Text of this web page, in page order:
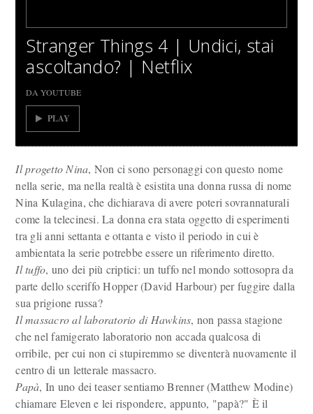
Stranger Things 4 | Undici, stai
ascoltando? | Netflix
DA YOUTUBE
PLAY
Il progetto Nina, Non ci sono personaggi con questo nome
nella serie, ma nella realtà è esistita una donna russa di nome
Nina Kulagina, che dichiarava di avere poteri sovrannaturali
come la telecinesi. La donna era stata oggetto di esperimenti
tra gli anni settanta e ottanta e visto il periodo in cui è
ambientata la serie potrebbe essere un riferimento diretto.
Il tuffo, uno dei più criptici: un tuffo nel mondo sottosopra da
parte dello sceriffo Hopper (David Harbour) per fuggire dalla
sua prigione russa?
Il massacro al laboratorio di Hawkins, non passa stagione
che nel famigerato laboratorio non accada qualcosa di
orribile, per cui non ci stupiremmo se diventerà nuovamente il
centro di un letterale massacro.
Papà, In uno dei teaser sentiamo Brenner (Matthew Modine)
chiamare Eleven e lei rispondere, appunto, "papà?" È il